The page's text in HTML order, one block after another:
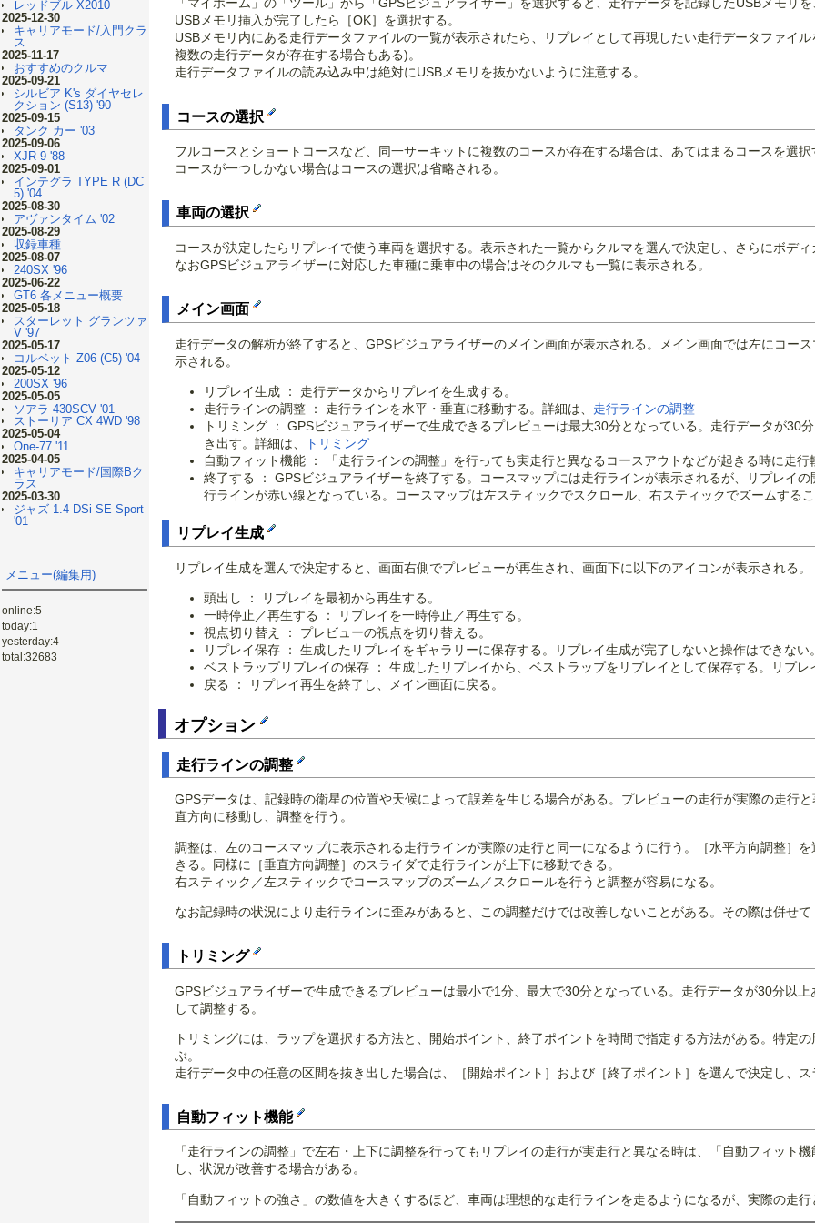
レッドブル X2010
2025-12-30
キャリアモード/入門クラ
ス
2025-11-17
おすすめのクルマ
2025-09-21
シルビア K's ダイヤセレ
クション (S13) '90
2025-09-15
タンク カー '03
2025-09-06
XJR-9 '88
2025-09-01
インテグラ TYPE R (DC
5) '04
2025-08-30
アヴァンタイム '02
2025-08-29
収録車種
2025-08-07
240SX '96
2025-06-22
GT6 各メニュー概要
2025-05-18
スターレット グランツァ
V '97
2025-05-17
コルベット Z06 (C5) '04
2025-05-12
200SX '96
2025-05-05
ソアラ 430SCV '01
ストーリア CX 4WD '98
2025-05-04
One-77 '11
2025-04-05
キャリアモード/国際Bク
ラス
2025-03-30
ジャズ 1.4 DSi SE Sport
'01
メニュー(編集用)
online:5
today:1
yesterday:4
total:32683
「マイホーム」の「ツール」から「GPSビジュアライザー」を選択すると、走行データを記録したUSBメモリ
USBメモリ挿入が完了したら［OK］を選択する。
USBメモリ内にある走行データファイルの一覧が表示されたら、リプレイとして再現したい走行データファイ
複数の走行データが存在する場合もある)。
走行データファイルの読み込み中は絶対にUSBメモリを抜かないように注意する。
コースの選択
フルコースとショートコースなど、同一サーキットに複数のコースが存在する場合は、あてはまるコースを選択
コースが一つしかない場合はコースの選択は省略される。
車両の選択
コースが決定したらリプレイで使う車両を選択する。表示された一覧からクルマを選んで決定し、さらにボデ
なおGPSビジュアライザーに対応した車種に乗車中の場合はそのクルマも一覧に表示される。
メイン画面
走行データの解析が終了すると、GPSビジュアライザーのメイン画面が表示される。メイン画面では左にコー
示される。
リプレイ生成 ： 走行データからリプレイを生成する。
走行ラインの調整 ： 走行ラインを水平・垂直に移動する。詳細は、 走行ラインの調整
トリミング ： GPSビジュアライザーで生成できるプレビューは最大30分となっている。走行データが30
き出す。詳細は、
トリミング
自動フィット機能 ： 「走行ラインの調整」を行っても実走行と異なるコースアウトなどが起きる時に走
終了する ： GPSビジュアライザーを終了する。コースマップには走行ラインが表示されるが、リプレイ
行ラインが赤い線となっている。コースマップは左スティックでスクロール、右スティックでズームする
リプレイ生成
リプレイ生成を選んで決定すると、画面右側でプレビューが再生され、画面下に以下のアイコンが表示される。
頭出し ： リプレイを最初から再生する。
一時停止／再生する ： リプレイを一時停止／再生する。
視点切り替え ： プレビューの視点を切り替える。
リプレイ保存 ： 生成したリプレイをギャラリーに保存する。リプレイ生成が完了しないと操作はできない
ベストラップリプレイの保存 ： 生成したリプレイから、ベストラップをリプレイとして保存する。リプ
戻る ： リプレイ再生を終了し、メイン画面に戻る。
オプション
走行ラインの調整
GPSデータは、記録時の衛星の位置や天候によって誤差を生じる場合がある。プレビューの走行が実際の走行
直方向に移動し、調整を行う。
調整は、左のコースマップに表示される走行ラインが実際の走行と同一になるように行う。［水平方向調整］
きる。同様に［垂直方向調整］のスライダで走行ラインが上下に移動できる。
右スティック／左スティックでコースマップのズーム／スクロールを行うと調整が容易になる。
なお記録時の状況により走行ラインに歪みがあると、この調整だけでは改善しないことがある。その際は併せ
トリミング
GPSビジュアライザーで生成できるプレビューは最小で1分、最大で30分となっている。走行データが30分以
して調整する。
トリミングには、ラップを選択する方法と、開始ポイント、終了ポイントを時間で指定する方法がある。特定
ぶ。
走行データ中の任意の区間を抜き出した場合は、［開始ポイント］および［終了ポイント］を選んで決定し、
自動フィット機能
「走行ラインの調整」で左右・上下に調整を行ってもリプレイの走行が実走行と異なる時は、「自動フィット
し、状況が改善する場合がある。
「自動フィットの強さ」の数値を大きくするほど、車両は理想的な走行ラインを走るようになるが、実際の走